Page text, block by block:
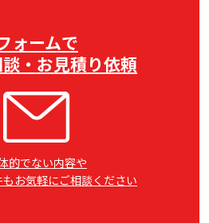
ォームで
・お見積り依頼
的でない内容や
お気軽にご相談ください